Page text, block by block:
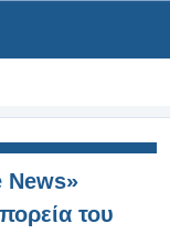
News»
του